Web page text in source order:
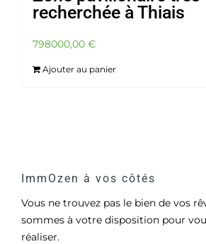
recherchée à Thiais
798000,00 €
Ajouter au panier
ImmOzen à vos côtés
Vous ne trouvez pas le bien de vos
sommes à votre disposition pour
réaliser.